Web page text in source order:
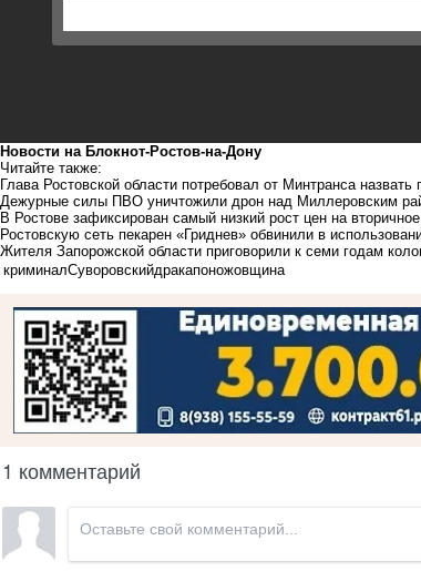
Новости на Блoкнoт-Ростов-на-Дону
Читайте также:
Глава Ростовской области потребовал от Минтранса
Дежурные силы ПВО уничтожили дрон над Миллеровским
В Ростове зафиксирован самый низкий рост цен на
Ростовскую сеть пекарен «Гриднев» обвинили в
Жителя Запорожской области приговорили к семи годам
криминалСуворовскийдракапоножовщина
1 комментарий